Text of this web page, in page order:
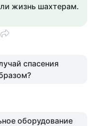
жизнь шахтерам.
спасения
оборудование